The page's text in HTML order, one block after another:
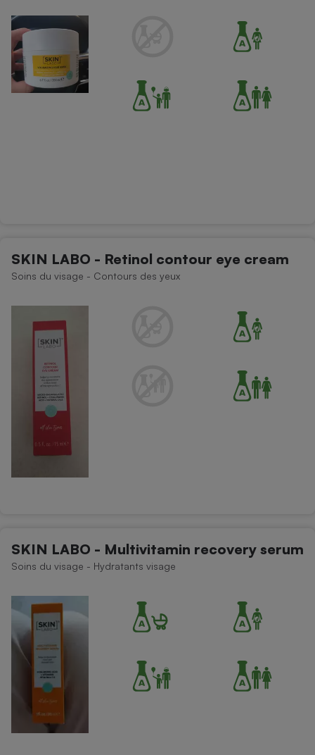
SKIN LABO - Retinol contour eye cream
Soins du visage - Contours des yeux
SKIN LABO - Multivitamin recovery serum
Soins du visage - Hydratants visage